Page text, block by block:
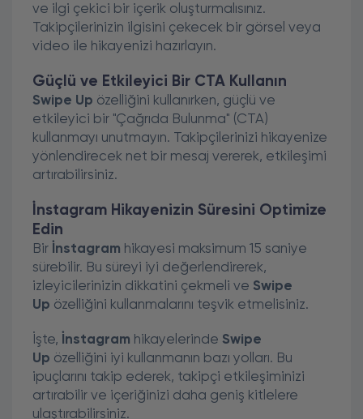
ve ilgi çekici bir içerik oluşturmalısınız.
Takipçilerinizin ilgisini çekecek bir görsel veya
video ile hikayenizi hazırlayın.
Güçlü ve Etkileyici Bir CTA Kullanın
Swipe Up özelliğini kullanırken, güçlü ve
etkileyici bir "Çağrıda Bulunma" (CTA)
kullanmayı unutmayın. Takipçilerinizi hikayenize
yönlendirecek net bir mesaj vererek, etkileşimi
artırabilirsiniz.
İnstagram Hikayenizin Süresini Optimize
Edin
Bir İnstagram hikayesi maksimum 15 saniye
sürebilir. Bu süreyi iyi değerlendirerek,
izleyicilerinizin dikkatini çekmeli ve Swipe
Up özelliğini kullanmalarını teşvik etmelisiniz.
İşte, İnstagram hikayelerinde Swipe
Up özelliğini iyi kullanmanın bazı yolları. Bu
ipuçlarını takip ederek, takipçi etkileşiminizi
artırabilir ve içeriğinizi daha geniş kitlelere
ulaştırabilirsiniz.